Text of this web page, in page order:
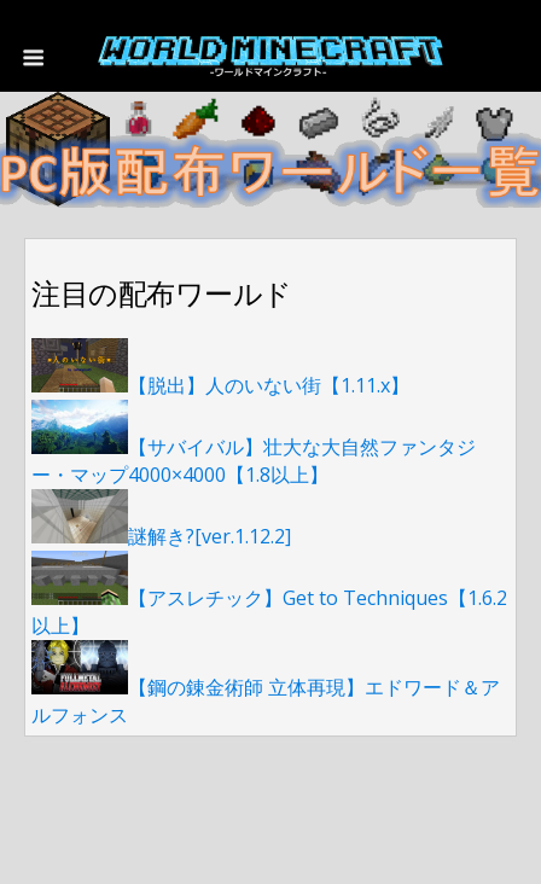
注目の配布ワールド
【脱出】人のいない街【1.11.x】
【サバイバル】壮大な大自然ファンタジ
ー・マップ4000×4000【1.8以上】
謎解き?[ver.1.12.2]
【アスレチック】Get to Techniques【1.6.2
以上】
【鋼の錬金術師 立体再現】エドワード＆ア
ルフォンス